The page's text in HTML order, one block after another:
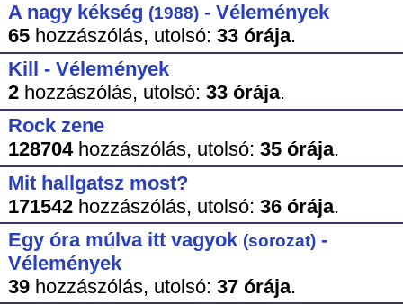
A nagy kékség (1988)- Vélemények
65hozzászólás, utolsó: 33 órája.
Kill - Vélemények
2hozzászólás, utolsó: 33 órája.
Rock zene
128704hozzászólás, utolsó: 35 órája.
Mit hallgatsz most?
171542hozzászólás, utolsó: 36 órája.
Egy óra múlva itt vagyok (sorozat)-
Vélemények
39hozzászólás, utolsó: 37 órája.